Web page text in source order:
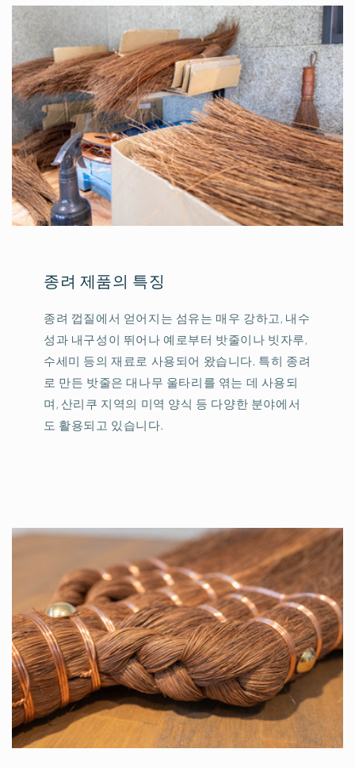
종려 제품의 특징
종려 껍질에서 얻어지는 섬유는 매우 강하고, 내수
성과 내구성이 뛰어나 예로부터 밧줄이나 빗자루,
수세미 등의 재료로 사용되어 왔습니다. 특히 종려
로 만든 밧줄은 대나무 울타리를 엮는 데 사용되
며, 산리쿠 지역의 미역 양식 등 다양한 분야에서
도 활용되고 있습니다.